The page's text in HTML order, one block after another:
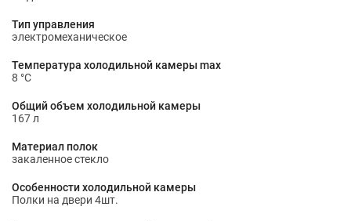
Тип управления
электромеханическое
Температура холодильной камеры max
8 °С
Общий объем холодильной камеры
167 л
Материал полок
закаленное стекло
Особенности холодильной камеры
Полки на двери 4шт.